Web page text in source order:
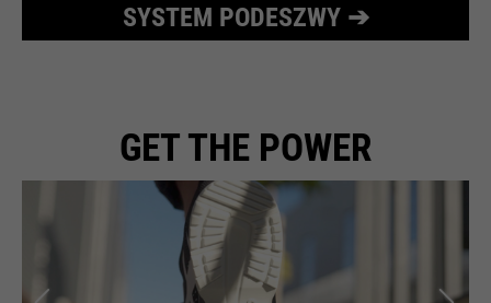
SYSTEM PODESZWY ➔
GET THE POWER